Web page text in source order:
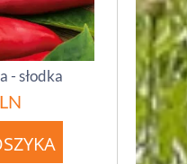
- słodka